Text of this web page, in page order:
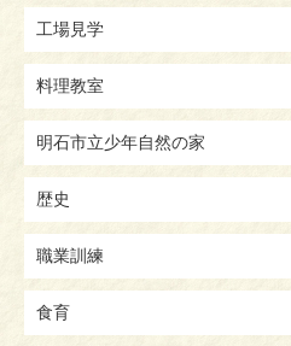
工場見学
料理教室
明石市立少年自然の家
歴史
職業訓練
食育